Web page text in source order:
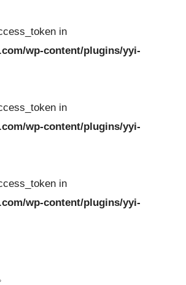
in
wp-content/plugins/yyi-
in
wp-content/plugins/yyi-
in
wp-content/plugins/yyi-